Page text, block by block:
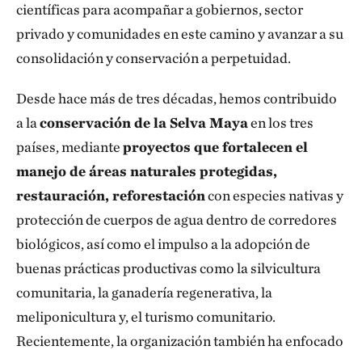
científicas para acompañar a gobiernos, sector
privado y comunidades en este camino y avanzar a su
consolidación y conservación a perpetuidad.
Desde hace más de tres décadas, hemos contribuido
a laconservación de la Selva Mayaen los tres
países, medianteproyectos que fortalecen el
manejo de áreas naturales protegidas,
restauración, reforestacióncon especies nativas y
protección de cuerpos de agua dentro de corredores
biológicos, así como el impulso a la adopción de
buenas prácticas productivas como la silvicultura
comunitaria, la ganadería regenerativa, la
meliponicultura y, el turismo comunitario.
Recientemente, la organización también ha enfocado